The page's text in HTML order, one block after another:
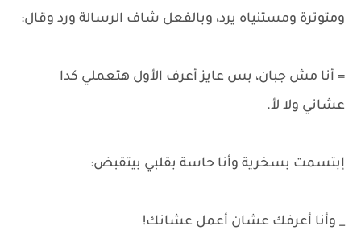
ومتوترة ومستنياه يرد، وبالفعل شاف الرسالة ورد وقال:
= أنا مش جبان، بس عايز أعرف الأول هتعملي كدا
عشاني ولا لأ.
إبتسمت بسخرية وأنا حاسة بقلبي بيتقبض:
_ وأنا أعرفك عشان أعمل عشانك!